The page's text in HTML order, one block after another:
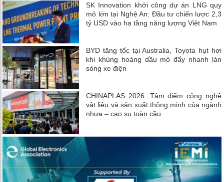
SK Innovation khởi công dự án LNG quy
mô lớn tại Nghệ An: Đầu tư chiến lược 2,3
tỷ USD vào hạ tầng năng lượng Việt Nam
BYD tăng tốc tại Australia, Toyota hụt hơi
khi khủng hoảng dầu mỏ đẩy nhanh làn
sóng xe điện
CHINAPLAS 2026: Tâm điểm công nghệ
vật liệu và sản xuất thông minh của ngành
nhựa – cao su toàn cầu